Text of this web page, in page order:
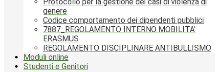
Protocollo per la gestione dei casi di violenza di
genere
Codice comportamento dei dipendenti pubblici
7887_REGOLAMENTO INTERNO MOBILITA'
ERASMUS
REGOLAMENTO DISCIPLINARE ANTIBULLISMO
Moduli online
Studenti e Genitori